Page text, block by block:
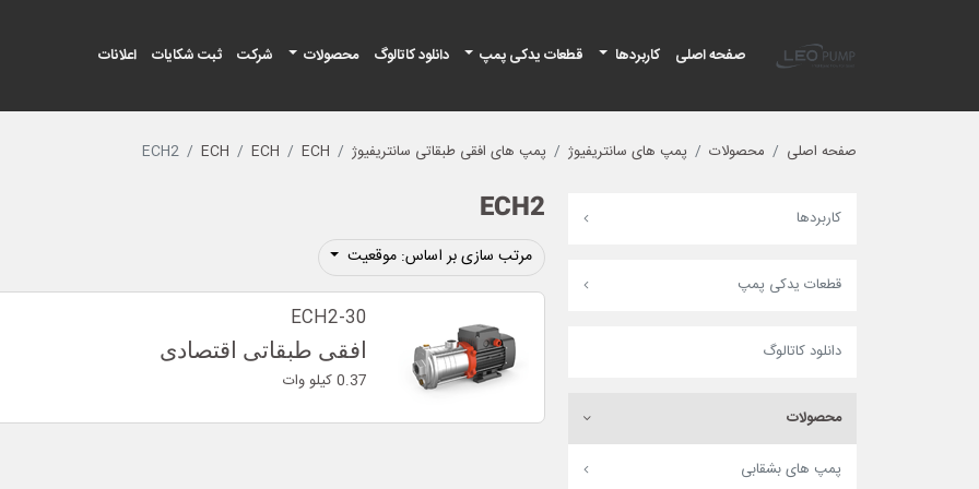
صفحه اصلی
کاربردها قطعات یدکی پمپ دانلود کاتالوگ محصولات شرکت ثبت شکایات اعلانات
صفحه اصلی محصولات پمپ های سانتریفیوژ پمپ های افقی طبقاتی سانتریفیوژ ECH
ECH
ECH
ECH2
کاربردها
قطعات یدکی پمپ
دانلود کاتالوگ
محصولات
پمپ های بشقابی
ECH2
مرتب سازی بر اساس: موقعیت
ECH2-30
افقی طبقاتی اقتصادی
0.37 کیلو وات